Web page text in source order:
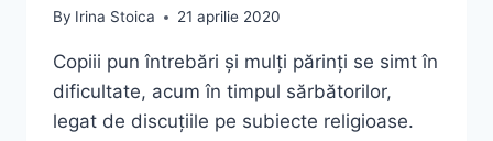
By Irina Stoica 21 aprilie 2020
Copiii pun întrebări și mulți părinți se simt în
dificultate, acum în timpul sărbătorilor,
legat de discuțiile pe subiecte religioase.